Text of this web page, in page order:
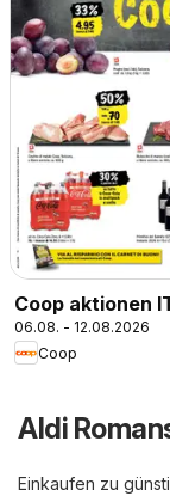
Coop aktionen
06.08. - 12.08.2026
Coop
Aldi
Einkaufen zu